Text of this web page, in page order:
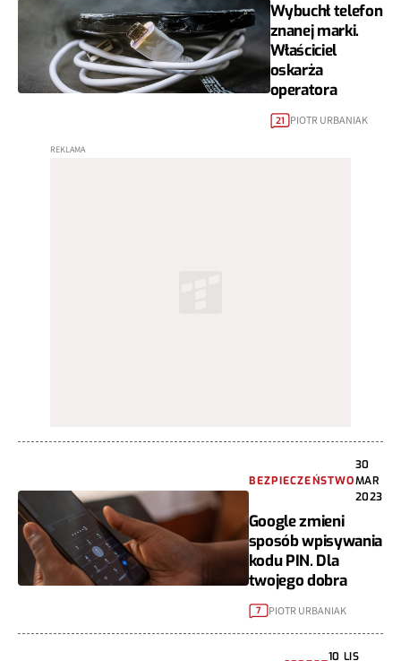
Wybuchł telefon
znanej marki.
Właściciel
oskarża
operatora
21 PIOTR URBANIAK
BEZPIECZEŃSTWO
30
MAR
2023
Google zmieni
sposób wpisywania
kodu PIN. Dla
twojego dobra
7 PIOTR URBANIAK
10 LIS